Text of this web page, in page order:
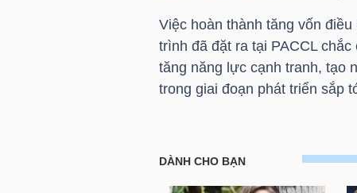
Việc hoàn thành tăng vốn
trình đã đặt ra tại PACCL
tăng năng lực cạnh tranh, tạo
trong giai đoạn phát triển sắp